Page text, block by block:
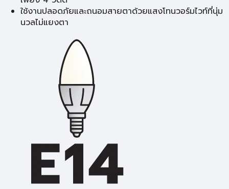
ใช้งานปลอดภัยและถนอมสายตาด้วยแสงโทนวอร์มไวท์ที่นุ่ม
นวลไม่แยงตา